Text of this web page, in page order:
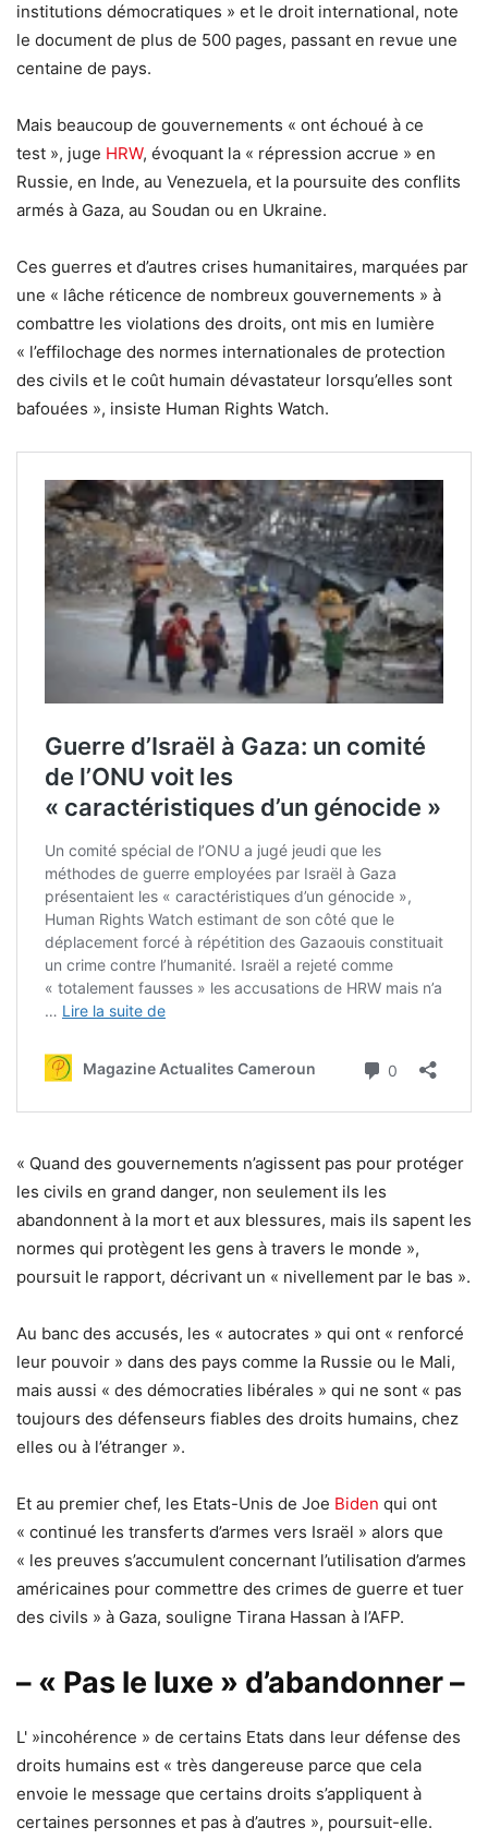
institutions démocratiques » et le droit international, note
le document de plus de 500 pages, passant en revue une
centaine de pays.
Mais beaucoup de gouvernements « ont échoué à ce
test », juge HRW, évoquant la « répression accrue » en
Russie, en Inde, au Venezuela, et la poursuite des conflits
armés à Gaza, au Soudan ou en Ukraine.
Ces guerres et d’autres crises humanitaires, marquées par
une « lâche réticence de nombreux gouvernements » à
combattre les violations des droits, ont mis en lumière
« l’effilochage des normes internationales de protection
des civils et le coût humain dévastateur lorsqu’elles sont
bafouées », insiste Human Rights Watch.
« Quand des gouvernements n’agissent pas pour protéger
les civils en grand danger, non seulement ils les
abandonnent à la mort et aux blessures, mais ils sapent les
normes qui protègent les gens à travers le monde »,
poursuit le rapport, décrivant un « nivellement par le bas ».
Au banc des accusés, les « autocrates » qui ont « renforcé
leur pouvoir » dans des pays comme la Russie ou le Mali,
mais aussi « des démocraties libérales » qui ne sont « pas
toujours des défenseurs fiables des droits humains, chez
elles ou à l’étranger ».
Et au premier chef, les Etats-Unis de Joe Biden qui ont
« continué les transferts d’armes vers Israël » alors que
« les preuves s’accumulent concernant l’utilisation d’armes
américaines pour commettre des crimes de guerre et tuer
des civils » à Gaza, souligne Tirana Hassan à l’AFP.
– « Pas le luxe » d’abandonner –
L' »incohérence » de certains Etats dans leur défense des
droits humains est « très dangereuse parce que cela
envoie le message que certains droits s’appliquent à
certaines personnes et pas à d’autres », poursuit-elle.